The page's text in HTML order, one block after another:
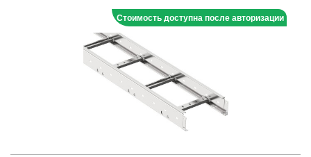
Стоимость доступна после авторизации